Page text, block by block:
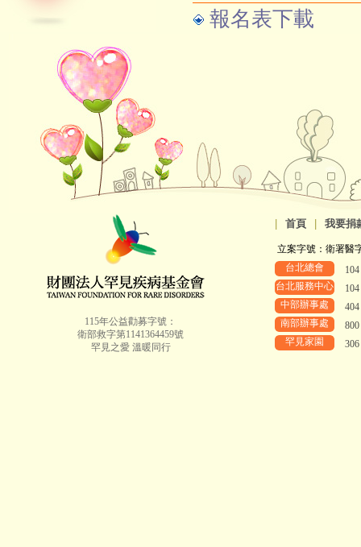
報名表下載
115年公益勸募字號：
衛部救字第1141364459號
罕見之愛 溫暖同行
首頁 我要捐
立案字號：衛署醫
台北總會
台北服務中心
中部辦事處
南部辦事處
罕見家園